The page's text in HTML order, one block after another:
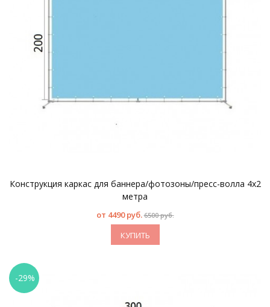
Конструкция каркас для баннера/фотозоны/пресс-волла 4х2
метра
от 4490 руб. 6500 руб.
КУПИТЬ
-29%